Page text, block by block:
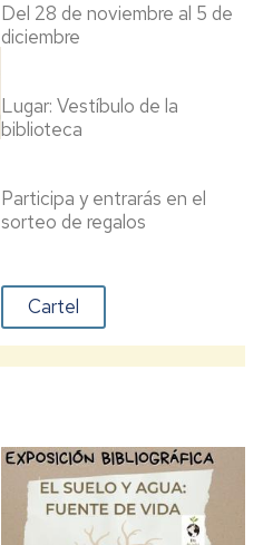
Del 28 de noviembre al 5 de
diciembre
Lugar: Vestíbulo de la
biblioteca
Participa y entrarás en el
sorteo de regalos
Cartel